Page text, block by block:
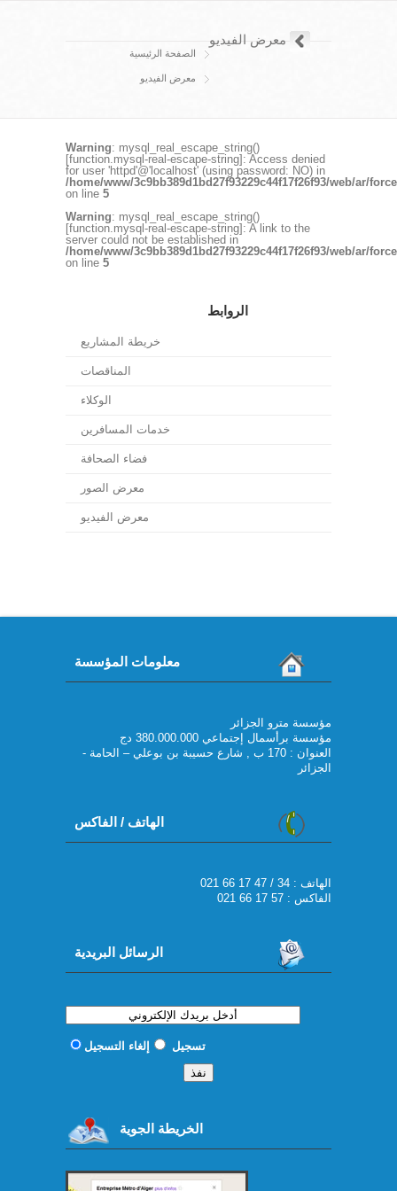
معرض الفيديو
الصفحة الرئيسية
معرض الفيديو
Warning: mysql_real_escape_string()
[function.mysql-real-escape-string]: Access denied
for user 'httpd'@'localhost' (using password: NO) in
/home/www/3c9bb389d1bd27f93229c44f17f26f93/web/ar/
on line 5
Warning: mysql_real_escape_string()
[function.mysql-real-escape-string]: A link to the
server could not be established in
/home/www/3c9bb389d1bd27f93229c44f17f26f93/web/ar/
on line 5
الروابط
خريطة المشاريع
المناقصات
الوكلاء
خدمات المسافرين
فضاء الصحافة
معرض الصور
معرض الفيديو
معلومات المؤسسة
مؤسسة مترو الجزائر
مؤسسة برأسمال إجتماعي 380.000.000 دج
العنوان : 170 ب , شارع حسيبة بن بوعلي – الحامة -
الجزائر
الهاتف / الفاكس
021 66 17 47 / 34 : الهاتف
الفاكس : 57 17 66 021
الرسائل البريدية
تسجيل إلغاء التسجيل
الخريطة الجوية